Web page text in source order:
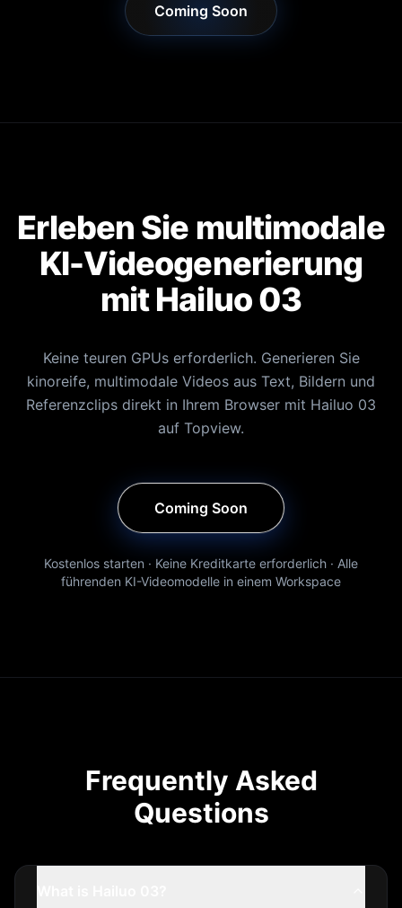
Coming Soon
Erleben Sie multimodale
KI-Videogenerierung
mit Hailuo 03
Keine teuren GPUs erforderlich. Generieren Sie
kinoreife, multimodale Videos aus Text, Bildern und
Referenzclips direkt in Ihrem Browser mit Hailuo 03
auf Topview.
Coming Soon
Kostenlos starten · Keine Kreditkarte erforderlich · Alle
führenden KI-Videomodelle in einem Workspace
Frequently Asked
Questions